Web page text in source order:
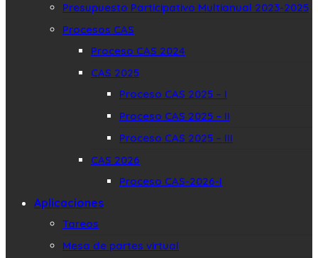
Presupuesto Participativo Multianual 2023-2025
Procesos CAS
Proceso CAS 2024
CAS 2025
Proceso CAS 2025 – I
Proceso CAS 2025 – II
Proceso CAS 2025 – III
CAS 2026
Proceso CAS-2026-I
Aplicaciones
Tareos
Mesa de partes virtual